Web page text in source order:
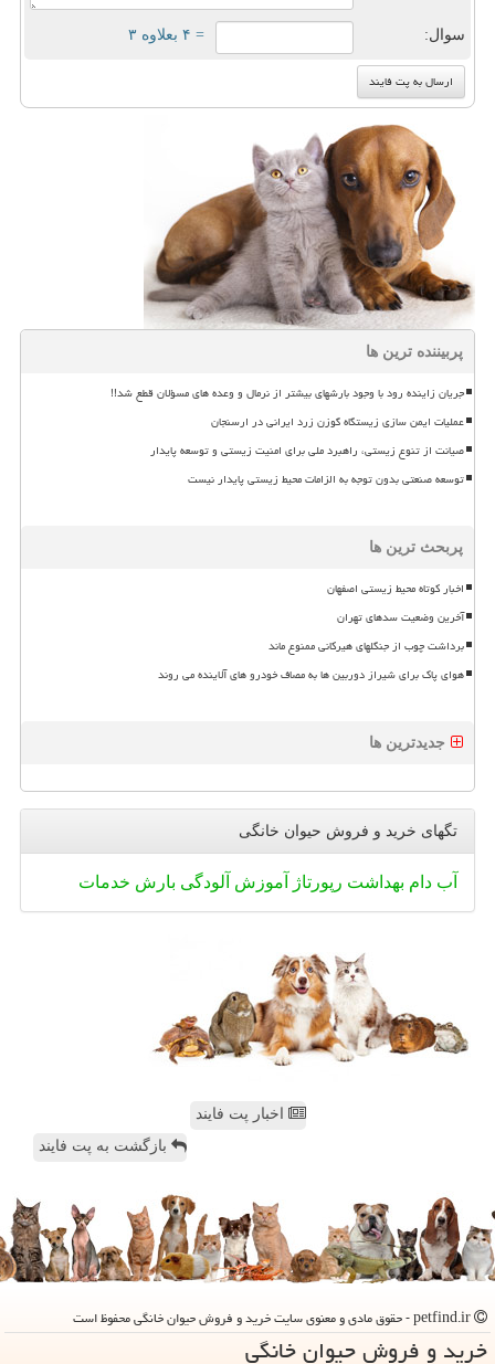
سوال: = ۴ بعلاوه ۳
پربیننده ترین ها
جریان زاینده رود با وجود بارشهای بیشتر از نرمال و وعده های مسؤلان قطع شد!!
عملیات ایمن سازی زیستگاه گوزن زرد ایرانی در ارسنجان
صیانت از تنوع زیستی، راهبرد ملی برای امنیت زیستی و توسعه پایدار
توسعه صنعتی بدون توجه به الزامات محیط زیستی پایدار نیست
پربحث ترین ها
اخبار کوتاه محیط زیستی اصفهان
آخرین وضعیت سدهای تهران
برداشت چوب از جنگلهای هیرکانی ممنوع ماند
هوای پاک برای شیراز دوربین ها به مصاف خودرو های آلاینده می روند
جدیدترین ها
تگهای خرید و فروش حیوان خانگی
آب دام بهداشت رپورتاژ آموزش آلودگی بارش خدمات
اخبار پت فایند
بازگشت به پت فایند
خرید و فروش حیوان خانگی